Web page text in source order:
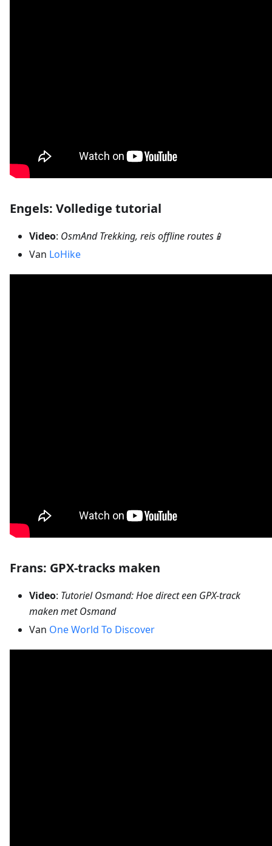
Engels: Volledige tutorial
Video: OsmAnd Trekking, reis offline routes📱
Van LoHike
Frans: GPX-tracks maken
Video: Tutoriel Osmand: Hoe direct een GPX-track
maken met Osmand
Van One World To Discover